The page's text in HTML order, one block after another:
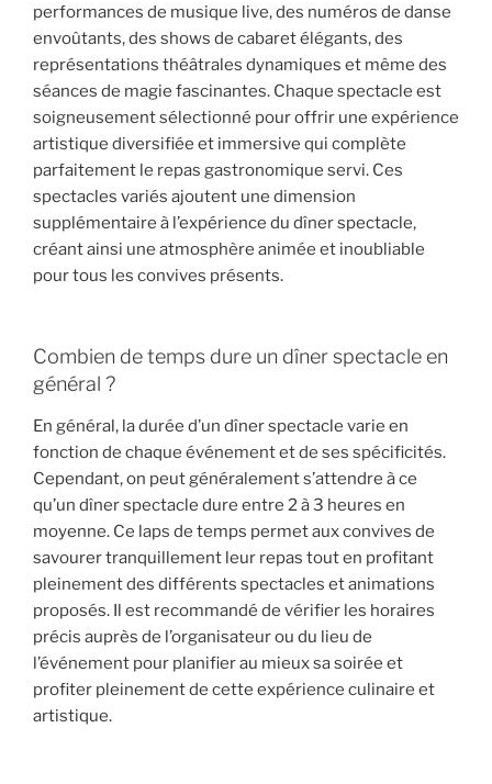
performances de musique live, des numéros de danse
envoûtants, des shows de cabaret élégants, des
représentations théâtrales dynamiques et même des
séances de magie fascinantes. Chaque spectacle est
soigneusement sélectionné pour offrir une expérience
artistique diversifiée et immersive qui complète
parfaitement le repas gastronomique servi. Ces
spectacles variés ajoutent une dimension
supplémentaire à l’expérience du dîner spectacle,
créant ainsi une atmosphère animée et inoubliable
pour tous les convives présents.
Combien de temps dure un dîner spectacle en
général ?
En général, la durée d’un dîner spectacle varie en
fonction de chaque événement et de ses spécificités.
Cependant, on peut généralement s’attendre à ce
qu’un dîner spectacle dure entre 2 à 3 heures en
moyenne. Ce laps de temps permet aux convives de
savourer tranquillement leur repas tout en profitant
pleinement des différents spectacles et animations
proposés. Il est recommandé de vérifier les horaires
précis auprès de l’organisateur ou du lieu de
l’événement pour planifier au mieux sa soirée et
profiter pleinement de cette expérience culinaire et
artistique.